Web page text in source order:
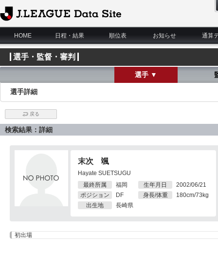
J.League Data Site
HOME
日程・結果 順位表 お知らせ 通算
選手・監督・審判
選手 ▼
選手詳細
戻る
検索結果：詳細
末次 颯
Hayate SUETSUGU
最終所属
福岡
ポジション
DF
出生地
長崎県
生年月日
2002/06/21
身長/体重
180cm/73kg
初出場